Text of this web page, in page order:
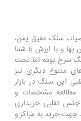
سنگ عقیق یمن،
و با ارزش با شما
سرخ بوده اما تحت
متنوع دیگری نیز
این سنگ در بازار
مطالعه مشخصات و
جنس تقلبی خریداری
جهت خرید به مراکز و